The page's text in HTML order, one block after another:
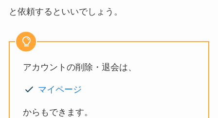
と依頼するといいでしょう。
アカウントの削除・退会は、
マイページ
からもできます。